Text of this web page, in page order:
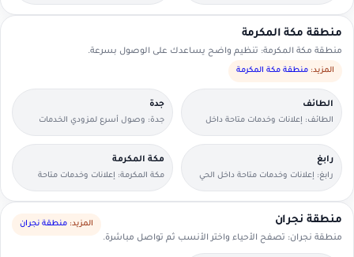
القريبين منك.
وقارن التفاصيل بسرعة.
منطقة مكة المكرمة
منطقة مكة المكرمة: تنظيم واضح يساعدك على الوصول بسرعة.
المزيد: منطقة مكة المكرمة
الطائف
الطائف: إعلانات وخدمات متاحة داخل
الحي مع وسائل تواصل مباشرة.
جدة
جدة: وصول أسرع لمزودي الخدمات
القريبين منك.
رابغ
رابغ: إعلانات وخدمات متاحة داخل الحي
مع وسائل تواصل مباشرة.
مكة المكرمة
مكة المكرمة: إعلانات وخدمات متاحة
داخل الحي مع وسائل تواصل مباشرة.
منطقة نجران
منطقة نجران: تصفح الأحياء واختر الأنسب ثم تواصل مباشرة.
المزيد: منطقة نجران